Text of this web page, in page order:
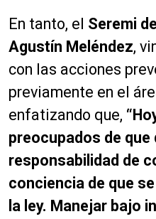
En tanto, el Seremi
Agustín Meléndez,
con las acciones
previamente en el
enfatizando que,
preocupados de que
responsabilidad de
conciencia de que
la ley. Manejar bajo